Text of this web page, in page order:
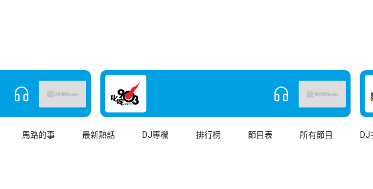
馬路的事 最新熱話 DJ專欄 排行榜 節目表 所有節目 DJ